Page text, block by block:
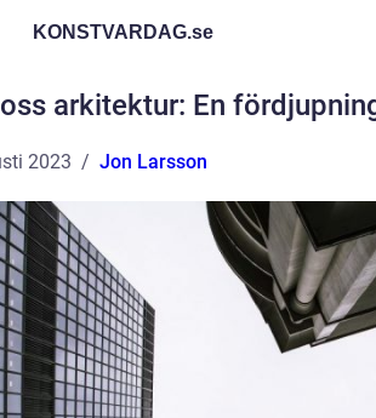
KONSTVARDAG.se
arkitektur: En
2023 Jon Larsson